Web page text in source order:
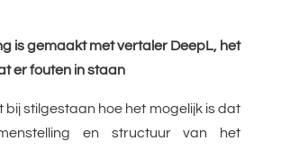
is gemaakt met vertaler DeepL, het
er fouten in staan
bij stilgestaan hoe het mogelijk is dat
en structuur van het